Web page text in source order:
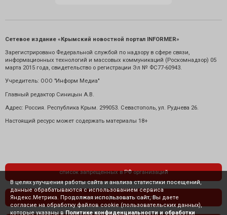
Сетевое издание «Крымский новостной портал INFORMER»
Зарегистрировано Федеральной службой по надзору в сфере связи,
информационных технологий и массовых коммуникаций (Роскомнадзор) 05
марта 2015 года, свидетельство о регистрации Эл № ФС77-60943.
Учредитель: ООО "Информ Медиа"
Главный редактор Синицын А.В.
Адрес: Россия. Республика Крым. 299053. Севастополь, ул. Руднева 26.
Настоящий ресурс может содержать материалы 18+
список запрещенных в РФ организаций
политика конфиденциальности
В целях улучшения работы сайта и анализа статистики посещений,
данные обрабатываются с использованием сервиса
Яндекс.Метрика. Продолжая использовать сайт, Вы даете
согласие на обработку файлов cookie (пользовательских данных),
которые указаны в Политике конфиденциальности и обработки